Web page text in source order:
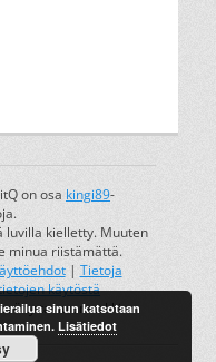
on osa kingi89-
luvilla kielletty. Muuten
minua riistämättä.
| Tietoja
käytöstä
tavaramerkki.
sinun katsotaan
Lisätiedot